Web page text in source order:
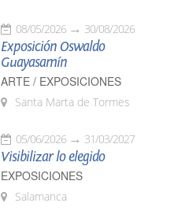
08/05/2026 30/08/2026
Exposición Oswaldo
Guayasamín
ARTE / EXPOSICIONES
Santa Marta de Tormes
05/06/2026 31/03/2027
Visibilizar lo elegido
EXPOSICIONES
Salamanca